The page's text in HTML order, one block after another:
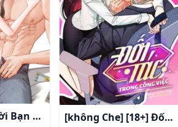
〖18+〗- Người Bạn Thanh Mai Trúc Mã Tính Theo Giá Thị Trường [không Che] [18+] Đối Tác Trong Công Việc